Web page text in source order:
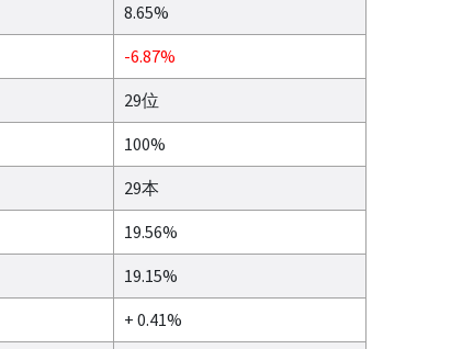
8.65%
-6.87%
29位
100%
29本
19.56%
19.15%
+ 0.41%